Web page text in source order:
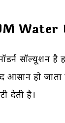
Water
सॉल्यूशन है
आसान हो जाता
देती है।